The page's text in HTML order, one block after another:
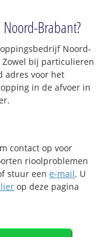
Brabant?
Noord-
bij particulieren
adres voor het
in de afvoer in
contact op voor
rioolproblemen
stuur eene-mail. U
op deze pagina